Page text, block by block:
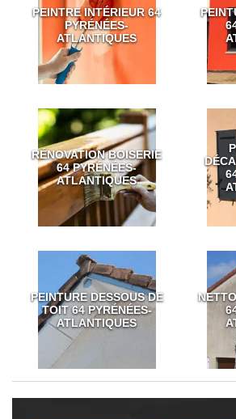
PEINTRE INTÉRIEUR 64
PYRÉNÉES-
ATLANTIQUES
RÉNOVATION BOISERIE
64 PYRÉNÉES-
ATLANTIQUES
PEINTURE DESSOUS DE
TOIT 64 PYRÉNÉES-
ATLANTIQUES